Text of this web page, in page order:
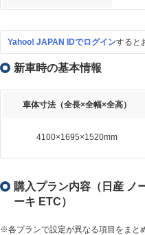
Yahoo! JAPAN IDでログインすると
新車時の基本情報
車体寸法（全長×全幅×全高）
4100×1695×1520mm
購入プラン内容（日産 ノ
ーキ ETC）
※各プランで設定が異なる項目をまと